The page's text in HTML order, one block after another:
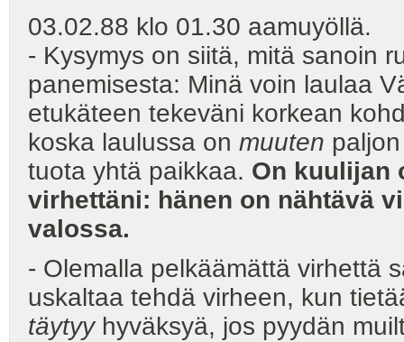
03.02.88 klo 01.30
- Kysymys on siitä, mitä sanoin
panemisesta: Minä voin laulaa
etukäteen tekeväni korkean
koska laulussa on muuten
tuota yhtä paikkaa. On kuulijan
virhettäni: hänen on nähtävä
valossa.
- Olemalla pelkäämättä virhettä
uskaltaa tehdä virheen, kun
täytyyhyväksyä, jos pyydän